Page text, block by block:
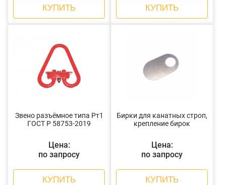
КУПИТЬ КУПИТЬ
Звено разъёмное типа Рт1
ГОСТ Р 58753-2019
Цена:
по запросу
КУПИТЬ
Бирки для канатных строп,
крепление бирок
Цена:
по запросу
КУПИТЬ